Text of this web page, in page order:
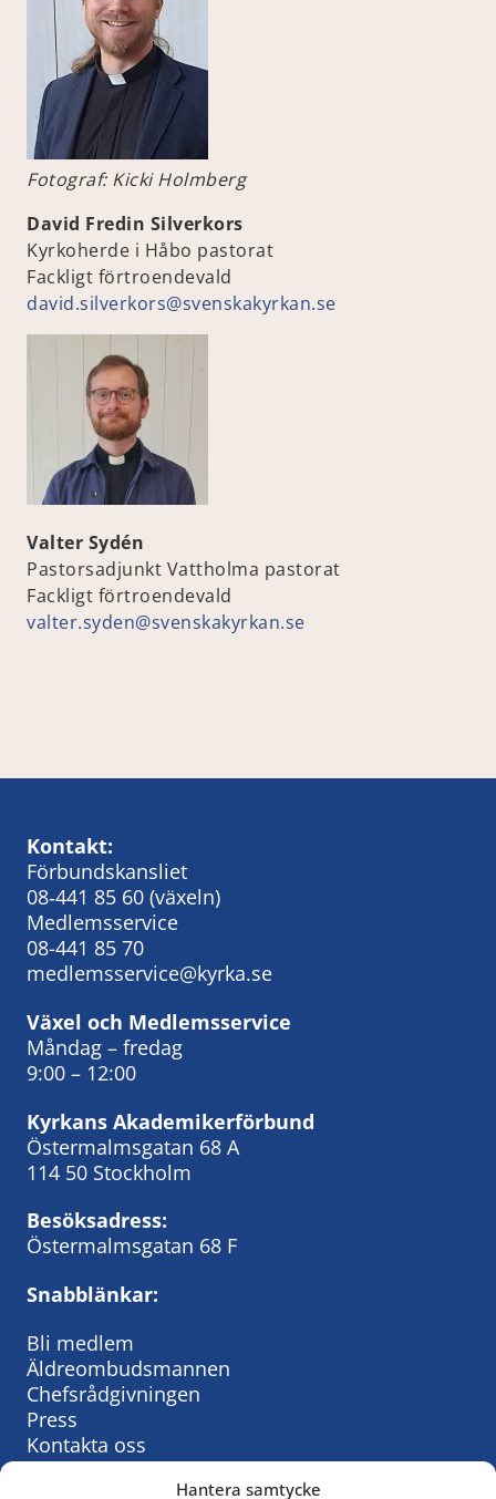
Hantera samtycke
Fotograf: Kicki Holmberg
David Fredin Silverkors
Kyrkoherde i Håbo pastorat
Fackligt förtroendevald
david.silverkors@svenskakyrkan.se
Valter Sydén
Pastorsadjunkt Vattholma pastorat
Fackligt förtroendevald
valter.syden@svenskakyrkan.se
Kontakt:
Förbundskansliet
08‑441 85 60 (växeln)
Medlemsservice
08-441 85 70
medlemsservice@kyrka.se
Växel och Medlemsservice
Måndag – fredag
9:00 – 12:00
Kyrkans Akademikerförbund
Östermalmsgatan 68 A
114 50 Stockholm
Besöksadress:
Östermalmsgatan 68 F
Snabblänkar:
Bli medlem
Äldreombudsmannen
Chefsrådgivningen
Press
Kontakta oss